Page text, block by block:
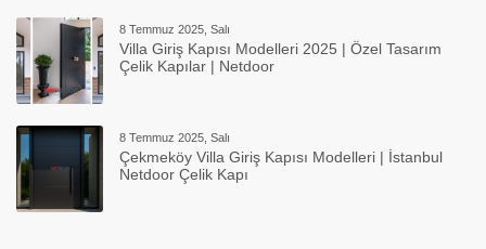
8 Temmuz 2025, Salı
Villa Giriş Kapısı Modelleri 2025 | Özel Tasarım
Çelik Kapılar | Netdoor
8 Temmuz 2025, Salı
Çekmeköy Villa Giriş Kapısı Modelleri | İstanbul
Netdoor Çelik Kapı